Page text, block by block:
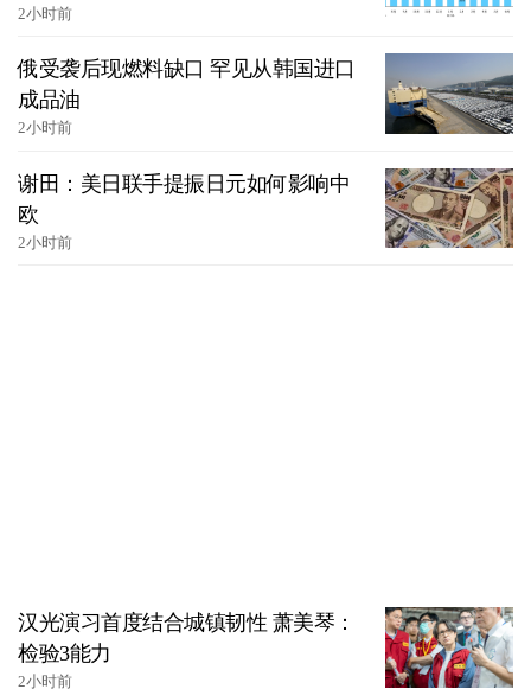
2小时前
俄受袭后现燃料缺口 罕见从韩国进口
成品油
2小时前
谢田：美日联手提振日元如何影响中
欧
2小时前
汉光演习首度结合城镇韧性 萧美琴：
检验3能力
2小时前